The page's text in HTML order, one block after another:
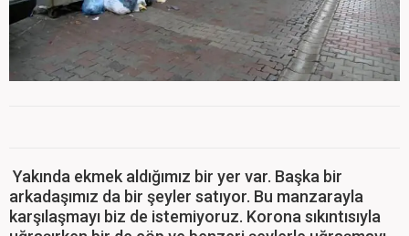
Yakında ekmek aldığımız bir yer var. Başka bir
arkadaşımız da bir şeyler satıyor. Bu manzarayla
karşılaşmayı biz de istemiyoruz. Korona sıkıntısıyla